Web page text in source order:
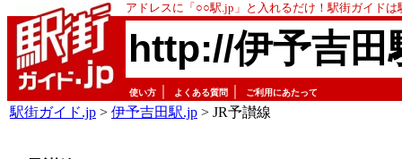
アドレスに「○○駅.jp」と入れるだけ！駅街ガイド
http://伊予吉田
使い方 よくある質問 ご利用にあたって
駅街ガイド.jp > 伊予吉田駅.jp > JR予讃線